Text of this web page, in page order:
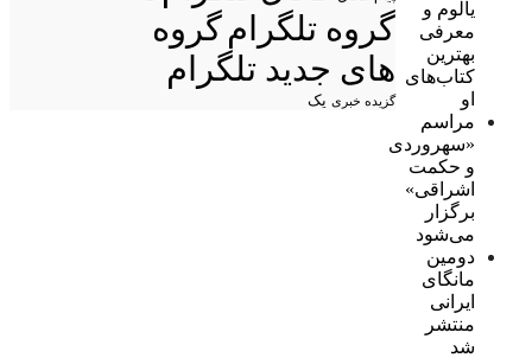
یالوم و
معرفی
بهترین
کتاب‌های
او
مراسم
«سهروردی
و حکمت
اشراقی»
برگزار
می‌شود
دومین
مانگای
ایرانی
منتشر
شد
گروه تلگرامگروه
های جدید تلگرام
گزیده خبری یک